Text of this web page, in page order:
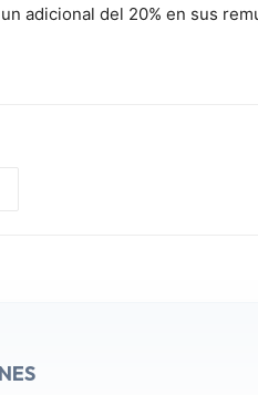
adicional del 20% en sus